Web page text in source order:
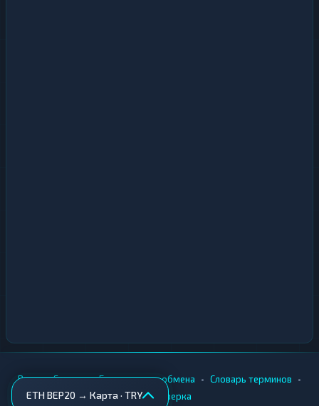
ETH BEP20 → Карта · TRY
Вики • Города • Безопасность обмена • Словарь терминов •
AML-проверка